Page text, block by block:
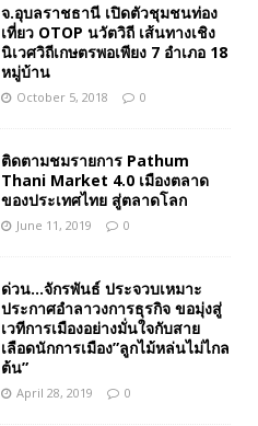
จ.อุบลราชธานี เปิดตัวชุมชนท่อง
เที่ยว OTOP นวัตวิถี เส้นทางเชิง
นิเวศวิถีเกษตรพอเพียง 7 อำเภอ 18
หมู่บ้าน
October 5, 2018 0
ติดตามชมรายการ Pathum
Thani Market 4.0 เมืองตลาด
ของประเทศไทย สู่ตลาดโลก
June 11, 2019 0
ด่วน…จักรพันธ์ ประจวบเหมาะ
ประกาศอำลาวงการธุรกิจ ขอมุ่งสู่
เวทีการเมืองอย่างมั่นใจกับสาย
เลือดนักการเมือง”ลูกไม้หล่นไม่ไกล
ต้น”
April 28, 2019 0